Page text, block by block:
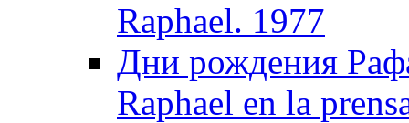
Raphael. 1977
Дни рождения
Raphael en la